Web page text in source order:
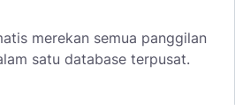
merekan semua panggilan
satu database terpusat.